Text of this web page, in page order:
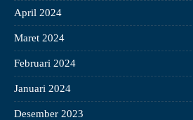
April 2024
Maret 2024
Februari 2024
Januari 2024
Desember 2023